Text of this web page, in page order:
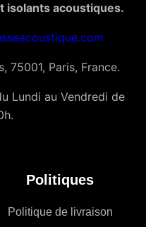
isolants acoustiques.
75001, Paris, France.
Lundi au Vendredi de
Politiques
Politique de livraison